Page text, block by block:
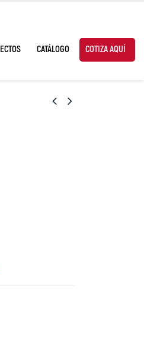
CATÁLOGO COTIZA AQUÍ